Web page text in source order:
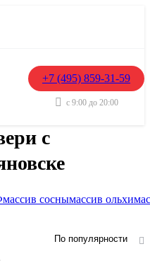
+7 (495) 859-31-59
с 9:00 до 20:00
с
массив соснымассив ольхи
По популярности